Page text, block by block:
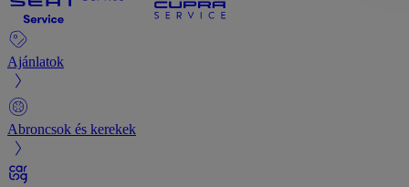
Ajánlatok
Abroncsok és kerekek